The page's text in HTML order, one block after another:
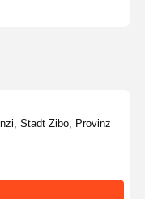
Stadt Zibo, Provinz